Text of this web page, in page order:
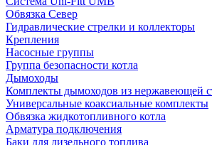
Обвязка Север
Гидравлические стрелки и коллекторы
Крепления
Насосные группы
Группа безопасности котла
Дымоходы
Комплекты дымоходов из нержавеющей
Универсальные коаксиальные комплекты
Обвязка жидкотопливного котла
Арматура подключения
Баки для дизельного топлива